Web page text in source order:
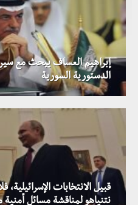
إبراهيم العساف يبحث مع
الدستورية السورية
قبيل الانتخابات الإسرائيلية،
نتنياهو لمناقشة مسائل